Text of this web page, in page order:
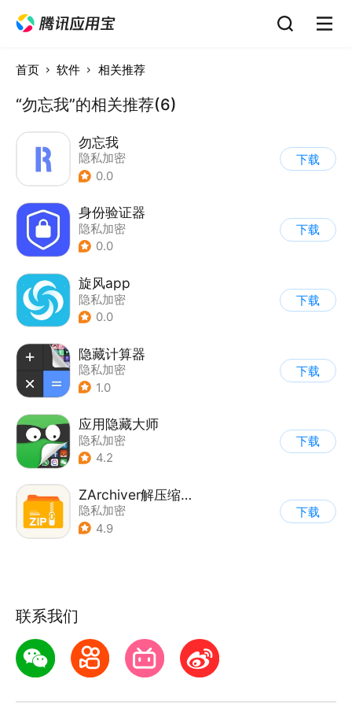
首页 软件 相关推荐
“勿忘我”的相关推荐(6)
勿忘我
隐私加密
0.0
下载
身份验证器
隐私加密
0.0
下载
旋风app
隐私加密
0.0
下载
隐藏计算器
隐私加密
1.0
下载
应用隐藏大师
隐私加密
4.2
下载
ZArchiver解压缩工具
隐私加密
4.9
下载
联系我们